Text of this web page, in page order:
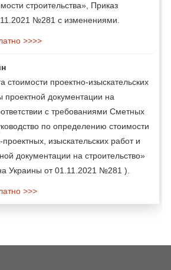
строительства», Приказ
№281 с изменениями.
>>>>
стоимости проектно-изыскательских
проектной документации на
с требованиями Сметных
по определению стоимости
изыскательских работ и
документации на строительство»
Украины от 01.11.2021 №281 ).
>>>